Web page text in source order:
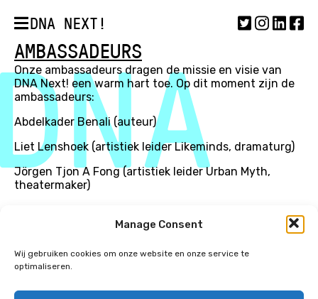
Manage Consent
Wij gebruiken cookies om onze website en onze service te
optimaliseren.
DNA NEXT!
AMBASSADEURS
Onze ambassadeurs dragen de missie en visie van
DNA Next! een warm hart toe. Op dit moment zijn de
ambassadeurs:
Abdelkader Benali (auteur)
Liet Lenshoek (artistiek leider Likeminds, dramaturg)
Jörgen Tjon A Fong (artistiek leider Urban Myth,
theatermaker)